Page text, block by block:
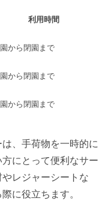
利用時間
から閉園まで
から閉園まで
から閉園まで
、手荷物を一時的に
にとって便利なサー
レジャーシートな
に役立ちます。